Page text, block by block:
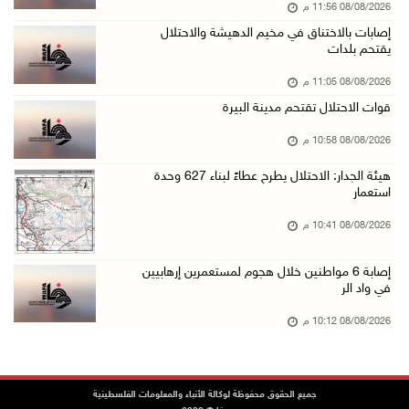
مستعمرون يقتحمون بلدة بيت عور التحتا وقرية جل ...
08/آب/2026 06:39 م
الجامعة العربية الأمريكية تختتم فعاليات تخريج ...
08/آب/2026 05:52 م
08/08/2026 11:56 م
إصابات بالاختناق في مخيم الدهيشة والاحتلال
يقتحم بلدات
08/08/2026 11:05 م
قوات الاحتلال تقتحم مدينة البيرة
08/08/2026 10:58 م
هيئة الجدار: الاحتلال يطرح عطاءً لبناء 627 وحدة
استعمار
08/08/2026 10:41 م
إصابة 6 مواطنين خلال هجوم لمستعمرين إرهابيين
في واد الر
08/08/2026 10:12 م
جميع الحقوق محفوظة لوكالة الأنباء والمعلومات الفلسطينية